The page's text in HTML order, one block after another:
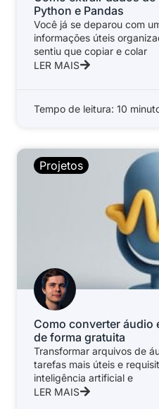
Python e Pandas
Você já se deparou com
informações úteis
sentiu que copiar e colar
LER MAIS
Tempo de leitura: 10
Projetos
Como converter áudio
de forma gratuita
Transformar arquivos de
tarefas mais úteis e
inteligência artificial e
LER MAIS